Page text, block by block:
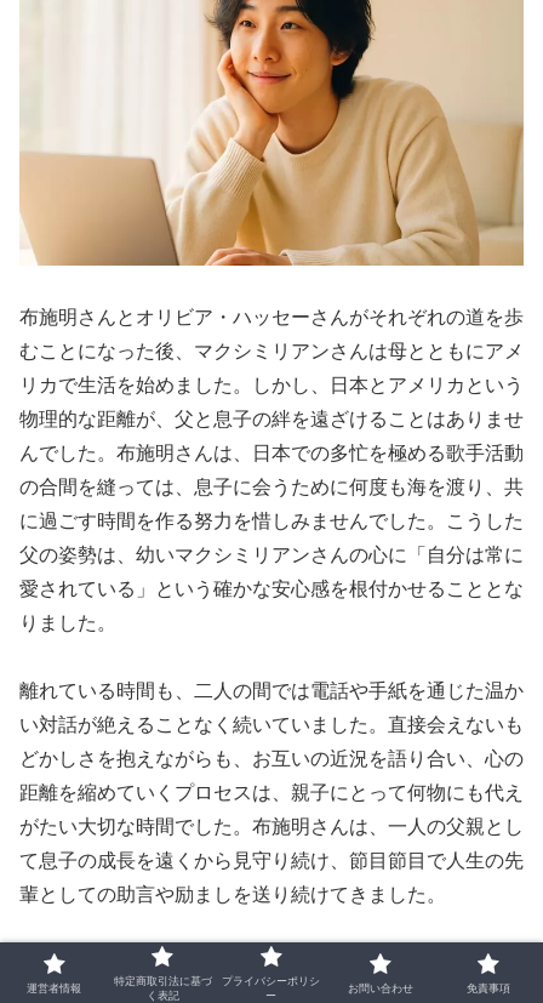
布施明さんとオリビア・ハッセーさんがそれぞれの道を歩
むことになった後、マクシミリアンさんは母とともにアメ
リカで生活を始めました。しかし、日本とアメリカという
物理的な距離が、父と息子の絆を遠ざけることはありませ
んでした。布施明さんは、日本での多忙を極める歌手活動
の合間を縫っては、息子に会うために何度も海を渡り、共
に過ごす時間を作る努力を惜しみませんでした。こうした
父の姿勢は、幼いマクシミリアンさんの心に「自分は常に
愛されている」という確かな安心感を根付かせることとな
りました。
離れている時間も、二人の間では電話や手紙を通じた温か
い対話が絶えることなく続いていました。直接会えないも
どかしさを抱えながらも、お互いの近況を語り合い、心の
距離を縮めていくプロセスは、親子にとって何物にも代え
がたい大切な時間でした。布施明さんは、一人の父親とし
て息子の成長を遠くから見守り続け、節目節目で人生の先
輩としての助言や励ましを送り続けてきました。
父親からの変わらぬ深い愛情を真っ直ぐに受けて育ったこ
とは、現在のマクシミリアンさんの穏やかで誠実な人格形
運営者情報
特定商取引法に基づ
く表記
プライバシーポリシ
ー
お問い合わせ 免責事項